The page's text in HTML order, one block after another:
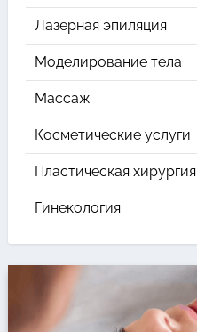
Лазерная эпиляция
Моделирование тела
Массаж
Косметические услуги
Пластическая хирургия
Гинекология